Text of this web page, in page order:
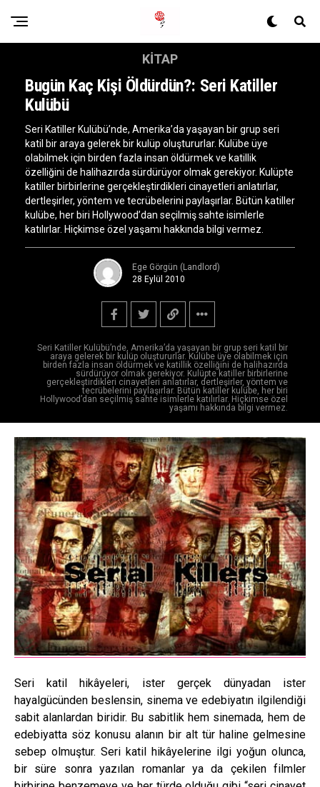
Seri Katiller Kulübü’nde, Amerika’da yaşayan bir grup seri katil bir
araya gelerek bir kulüp oluştururlar. Kulübe üye olabilmek için
birden fazla insan öldürmek ve katillik özelliğini de halihazırda
sürdürüyor olmak gerekiyor. Kulüpte katiller birbirlerine
gerçekleştirdikleri cinayetleri anlatırlar, dertleşirler, yöntem ve
tecrübelerini paylaşırlar. Bütün katiller kulübe, her biri
Hollywood’dan seçilmiş sahte isimlerle katılırlar. Hiçkimse özel
yaşamı hakkında bilgi vermez.
KITAP
Bugün Kaç Kişi Öldürdün?: Seri Katiller
Kulübü
Seri Katiller Kulübü’nde, Amerika’da yaşayan bir grup seri
katil bir araya gelerek bir kulüp oluştururlar. Kulübe üye
olabilmek için birden fazla insan öldürmek ve katillik
özelliğini de halihazırda sürdürüyor olmak gerekiyor. Kulüpte
katiller birbirlerine gerçekleştirdikleri cinayetleri anlatırlar,
dertleşirler, yöntem ve tecrübelerini paylaşırlar. Bütün katiller
kulübe, her biri Hollywood’dan seçilmiş sahte isimlerle
katılırlar. Hiçkimse özel yaşamı hakkında bilgi vermez.
Ege Görgün (Landlord)
28 Eylül 2010
Seri katil hikâyeleri, ister gerçek dünyadan ister
hayalgücünden beslensin, sinema ve edebiyatın ilgilendiği
sabit alanlardan biridir. Bu sabitlik hem sinemada, hem de
edebiyatta söz konusu alanın bir alt tür haline gelmesine
sebep olmuştur. Seri katil hikâyelerine ilgi yoğun olunca,
bir süre sonra yazılan romanlar ya da çekilen filmler